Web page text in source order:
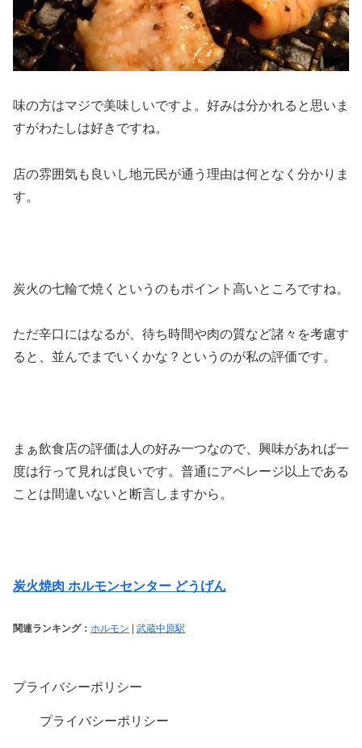
味の方はマジで美味しいですよ。好みは分かれると思いま
すがわたしは好きですね。
店の雰囲気も良いし地元民が通う理由は何となく分かりま
す。
炭火の七輪で焼くというのもポイント高いところですね。
ただ辛口にはなるが、待ち時間や肉の質など諸々を考慮す
ると、並んでまでいくかな？というのが私の評価です。
まぁ飲食店の評価は人の好み一つなので、興味があれば一
度は行って見れば良いです。普通にアベレージ以上である
ことは間違いないと断言しますから。
炭火焼肉 ホルモンセンター どうげん
関連ランキング： ホルモン 武蔵中原駅
プライバシーポリシー
プライバシーポリシー